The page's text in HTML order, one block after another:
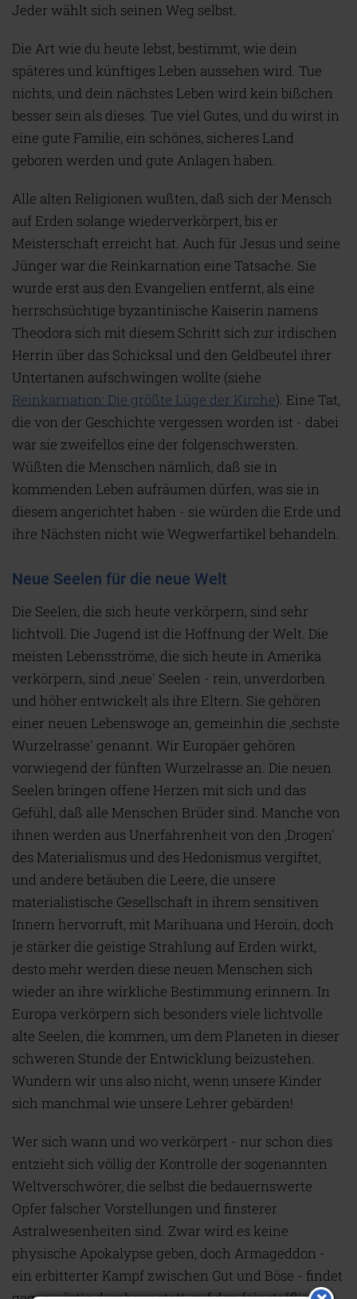
Jeder wählt sich seinen Weg selbst.
Die Art wie du heute lebst, bestimmt, wie dein
späteres und künftiges Leben aussehen wird. Tue
nichts, und dein nächstes Leben wird kein bißchen
besser sein als dieses. Tue viel Gutes, und du wirst in
eine gute Familie, ein schönes, sicheres Land
geboren werden und gute Anlagen haben.
Alle alten Religionen wußten, daß sich der Mensch
auf Erden solange wiederverkörpert, bis er
Meisterschaft erreicht hat. Auch für Jesus und seine
Jünger war die Reinkarnation eine Tatsache. Sie
wurde erst aus den Evangelien entfernt, als eine
herrschsüchtige byzantinische Kaiserin namens
Theodora sich mit diesem Schritt sich zur irdischen
Herrin über das Schicksal und den Geldbeutel ihrer
Untertanen aufschwingen wollte (siehe
Reinkarnation: Die größte Lüge der Kirche). Eine Tat,
die von der Geschichte vergessen worden ist - dabei
war sie zweifellos eine der folgenschwersten.
Wüßten die Menschen nämlich, daß sie in
kommenden Leben aufräumen dürfen, was sie in
diesem angerichtet haben - sie würden die Erde und
ihre Nächsten nicht wie Wegwerfartikel behandeln.
Neue Seelen für die neue Welt
Die Seelen, die sich heute verkörpern, sind sehr
lichtvoll. Die Jugend ist die Hoffnung der Welt. Die
meisten Lebensströme, die sich heute in Amerika
verkörpern, sind ‚neue' Seelen - rein, unverdorben
und höher entwickelt als ihre Eltern. Sie gehören
einer neuen Lebenswoge an, gemeinhin die ‚sechste
Wurzelrasse' genannt. Wir Europäer gehören
vorwiegend der fünften Wurzelrasse an. Die neuen
Seelen bringen offene Herzen mit sich und das
Gefühl, daß alle Menschen Brüder sind. Manche von
ihnen werden aus Unerfahrenheit von den ‚Drogen'
des Materialismus und des Hedonismus vergiftet,
und andere betäuben die Leere, die unsere
materialistische Gesellschaft in ihrem sensitiven
Innern hervorruft, mit Marihuana und Heroin, doch
je stärker die geistige Strahlung auf Erden wirkt,
desto mehr werden diese neuen Menschen sich
wieder an ihre wirkliche Bestimmung erinnern. In
Europa verkörpern sich besonders viele lichtvolle
alte Seelen, die kommen, um dem Planeten in dieser
schweren Stunde der Entwicklung beizustehen.
Wundern wir uns also nicht, wenn unsere Kinder
sich manchmal wie unsere Lehrer gebärden!
Wer sich wann und wo verkörpert - nur schon dies
entzieht sich völlig der Kontrolle der sogenannten
Weltverschwörer, die selbst die bedauernswerte
Opfer falscher Vorstellungen und finsterer
Astralwesenheiten sind. Zwar wird es keine
physische Apokalypse geben, doch Armageddon -
ein erbitterter Kampf zwischen Gut und Böse - findet